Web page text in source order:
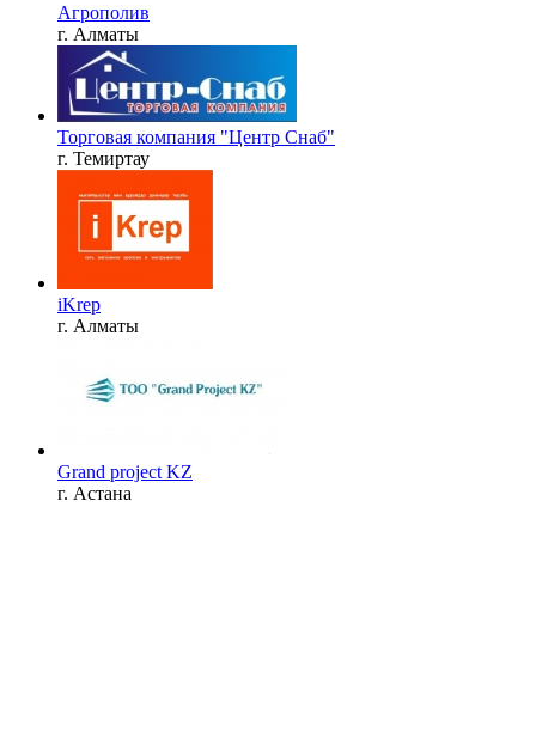
Агрополив
г. Алматы
Торговая компания "Центр Снаб"
г. Темиртау
iKrep
г. Алматы
Grand project KZ
г. Астана